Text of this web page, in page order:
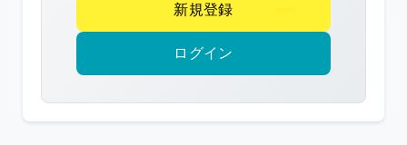
作
権
護
新規登録
ログイン